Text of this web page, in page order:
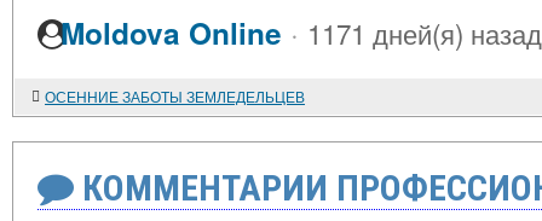
Moldova Online · 1171 дней(я) назад
ОСЕННИЕ ЗАБОТЫ ЗЕМЛЕДЕЛЬЦЕВ
КОММЕНТАРИИ